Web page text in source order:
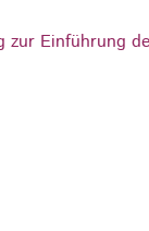
Einführung